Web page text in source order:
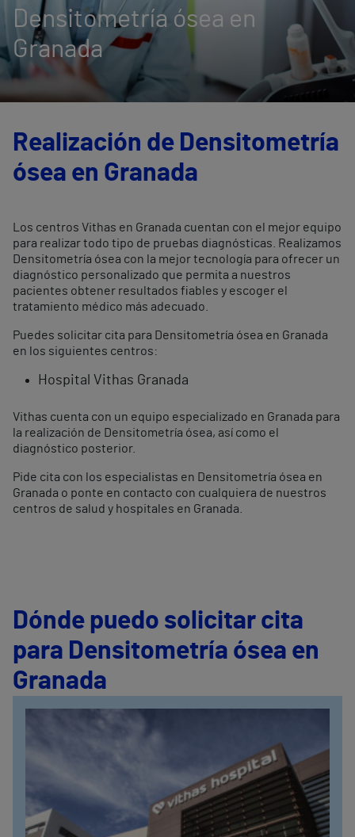
Densitometría ósea en
Granada
Realización de Densitometría
ósea en Granada
Los centros Vithas en Granada cuentan con el mejor equipo
para realizar todo tipo de pruebas diagnósticas. Realizamos
Densitometría ósea con la mejor tecnología para ofrecer un
diagnóstico personalizado que permita a nuestros
pacientes obtener resultados fiables y escoger el
tratamiento médico más adecuado.
Puedes solicitar cita para Densitometría ósea en Granada
en los siguientes centros:
Hospital Vithas Granada
Vithas cuenta con un equipo especializado en Granada para
la realización de Densitometría ósea, así como el
diagnóstico posterior.
Pide cita con los especialistas en Densitometría ósea en
Granada o ponte en contacto con cualquiera de nuestros
centros de salud y hospitales en Granada.
Dónde puedo solicitar cita
para Densitometría ósea en
Granada